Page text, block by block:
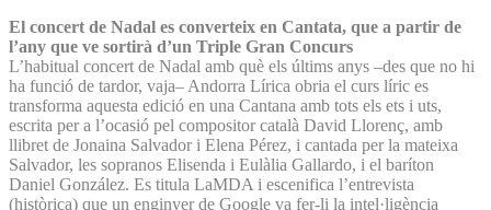
El concert de Nadal es converteix en Cantata, que a partir de
l’any que ve sortirà d’un Triple Gran Concurs
L’habitual concert de Nadal amb què els últims anys –des que no hi
ha funció de tardor, vaja– Andorra Lírica obria el curs líric es
transforma aquesta edició en una Cantana amb tots els ets i uts,
escrita per a l’ocasió pel compositor català David Llorenç, amb
llibret de Jonaina Salvador i Elena Pérez, i cantada per la mateixa
Salvador, les sopranos Elisenda i Eulàlia Gallardo, i el baríton
Daniel González. Es titula LaMDA i escenifica l’entrevista
(històrica) que un enginyer de Google va fer-li la intel·ligència